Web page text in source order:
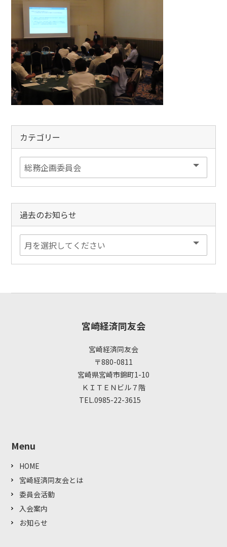
カテゴリー
過去のお知らせ
宮崎経済同友会
宮崎経済同友会
〒880-0811
宮崎県宮崎市錦町1-10
ＫＩＴＥＮビル７階
TEL.0985-22-3615
Menu
HOME
宮崎経済同友会とは
委員会活動
入会案内
お知らせ